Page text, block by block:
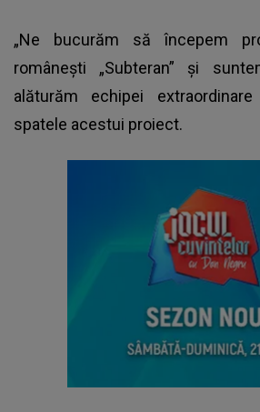
„Ne bucurăm să începem
româneşti „Subteran” şi
alăturăm echipei
spatele acestui proiect.